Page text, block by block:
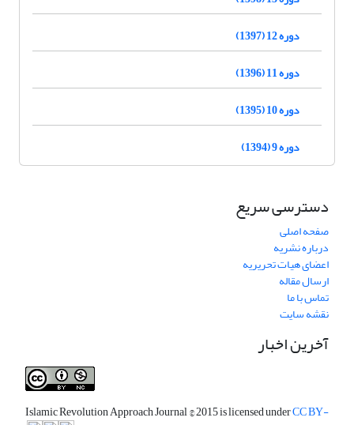
دوره 12 (1397)
دوره 11 (1396)
دوره 10 (1395)
دوره 9 (1394)
دسترسی سریع
صفحه اصلی
درباره نشریه
اعضای هیات تحریریه
ارسال مقاله
تماس با ما
نقشه سایت
آخرین اخبار
Islamic Revolution Approach Journal© 2015 is licensed underCC BY-